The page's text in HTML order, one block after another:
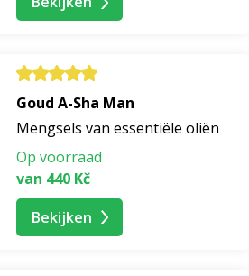
Goud A-Sha Man
Mengsels van essentiële oliën
Op voorraad
van 440 Kč
Bekijken